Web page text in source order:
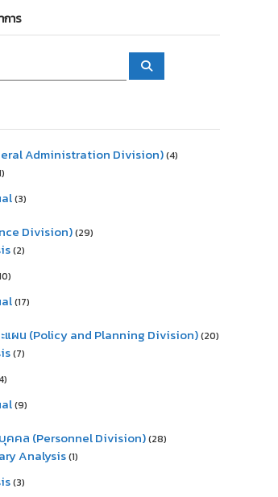
าร
S
Administration Division)(4)
(3)
Division)(29)
(2)
(17)
แผน (Policy and Planning Division)(20)
(7)
(9)
คคล (Personnel Division)(28)
Analysis(1)
(3)